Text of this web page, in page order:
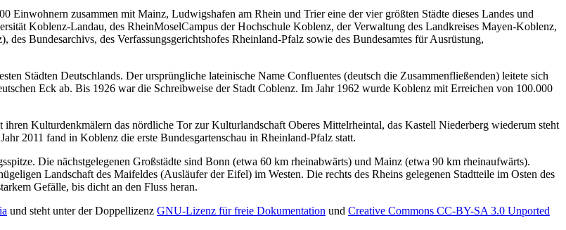
Einwohnern zusammen mit Mainz, Ludwigshafen am Rhein und Trier eine der vier größten Städte dieses Landes und
Koblenz-Landau, des RheinMoselCampus der Hochschule Koblenz, der Verwaltung des Landkreises Mayen-Koblenz,
Bundesarchivs, des Verfassungsgerichtshofes Rheinland-Pfalz sowie des Bundesamtes für Ausrüstung,
Städten Deutschlands. Der ursprüngliche lateinische Name Confluentes (deutsch die Zusammenfließenden) leitete sich
Eck ab. Bis 1926 war die Schreibweise der Stadt Coblenz. Im Jahr 1962 wurde Koblenz mit Erreichen von 100.000
Kulturdenkmälern das nördliche Tor zur Kulturlandschaft Oberes Mittelrheintal, das Kastell Niederberg wiederum steht
2011 fand in Koblenz die erste Bundesgartenschau in Rheinland-Pfalz statt.
Die nächstgelegenen Großstädte sind Bonn (etwa 60 km rheinabwärts) und Mainz (etwa 90 km rheinaufwärts).
Landschaft des Maifeldes (Ausläufer der Eifel) im Westen. Die rechts des Rheins gelegenen Stadtteile im Osten des
Gefälle, bis dicht an den Fluss heran.
und steht unter der Doppellizenz GNU-Lizenz für freie Dokumentation und Creative Commons CC-BY-SA 3.0 Unported